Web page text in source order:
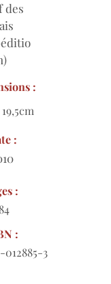
des
:
:
:
:
3